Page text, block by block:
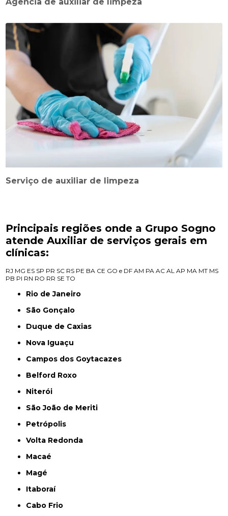
Agência de auxiliar de limpeza
Serviço de auxiliar de limpeza
Principais regiões onde a Grupo Sogno
atende Auxiliar de serviços gerais em
clínicas:
RJ MG ES SP PR SC RS PE BA CE GO e DF AM PA AC AL AP MA MT MS
PB PI RN RO RR SE TO
Rio de Janeiro
São Gonçalo
Duque de Caxias
Nova Iguaçu
Campos dos Goytacazes
Belford Roxo
Niterói
São João de Meriti
Petrópolis
Volta Redonda
Macaé
Magé
Itaboraí
Cabo Frio